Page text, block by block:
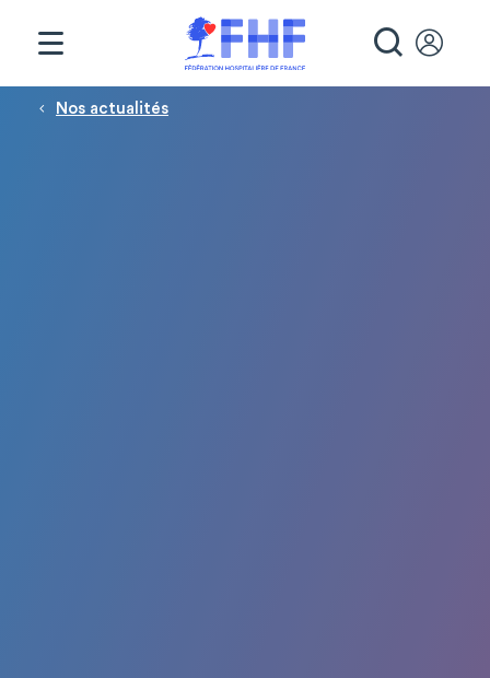
Fil d'Ariane
Nos actualités
Panneau de gestion des cookies